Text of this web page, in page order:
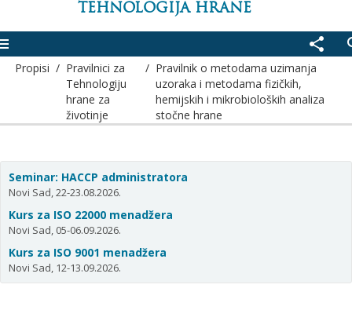
TEHNOLOGIJA HRANE
share
Propisi / Pravilnici za
Tehnologiju
hrane za
životinje
/ Pravilnik o metodama uzimanja
uzoraka i metodama fizičkih,
hemijskih i mikrobioloških analiza
stočne hrane
Seminar: HACCP administratora
Novi Sad, 22-23.08.2026.
Kurs za ISO 22000 menadžera
Novi Sad, 05-06.09.2026.
Kurs za ISO 9001 menadžera
Novi Sad, 12-13.09.2026.